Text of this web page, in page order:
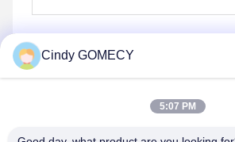
Cindy GOMECY
5:07 PM